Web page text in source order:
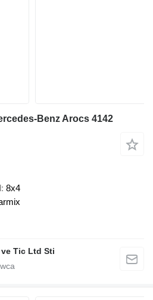
Benz Arocs 4142
8x4
Tic Ltd Sti